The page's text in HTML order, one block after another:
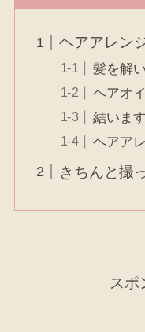
ヘアアレン
髪を解
ヘアオ
結います
ヘアア
きちんと撮
スポ